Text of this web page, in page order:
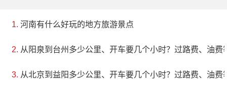
河南有什么好玩的地方旅游景点
从阳泉到台州多少公里、开车要几个小时？过路费、油费
从北京到益阳多少公里、开车要几个小时？过路费、油费